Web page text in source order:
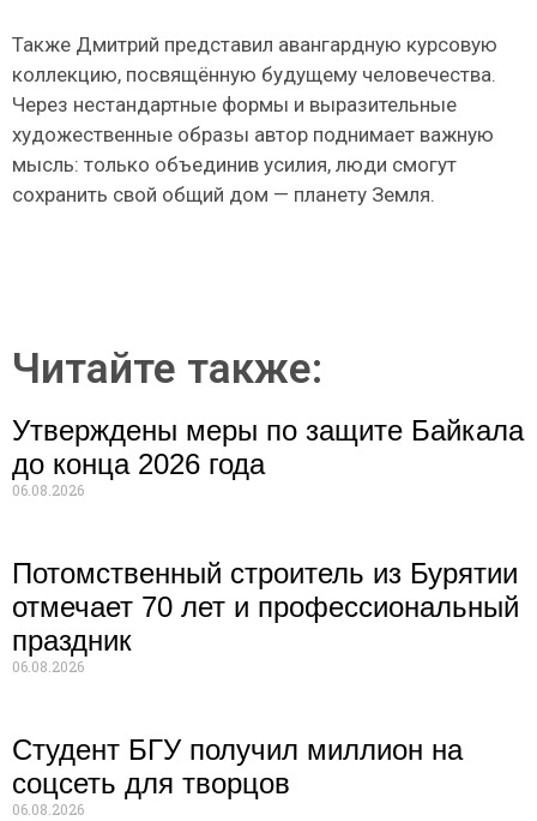
Также Дмитрий представил авангардную курсовую
коллекцию, посвящённую будущему человечества.
Через нестандартные формы и выразительные
художественные образы автор поднимает важную
мысль: только объединив усилия, люди смогут
сохранить свой общий дом — планету Земля.
Читайте также:
Утверждены меры по защите Байкала
до конца 2026 года
06.08.2026
Потомственный строитель из Бурятии
отмечает 70 лет и профессиональный
праздник
06.08.2026
Студент БГУ получил миллион на
соцсеть для творцов
06.08.2026